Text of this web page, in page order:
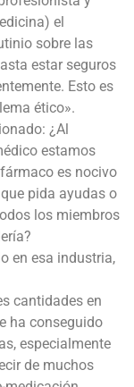
el
sobre las
estar seguros
Esto es
ético».
¿Al
estamos
es nocivo
pida ayudas o
los miembros
en esa industria,
cantidades en
ha conseguido
especialmente
de muchos